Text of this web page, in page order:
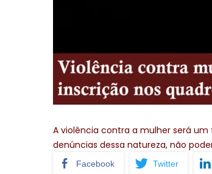
A violência contra a mulher será
denúncias dessa natureza, não
Facebook Twitter